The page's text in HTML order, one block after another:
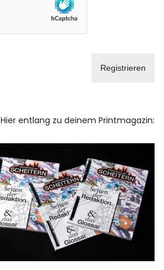
Hier entlang zu deinem Printmagazin: